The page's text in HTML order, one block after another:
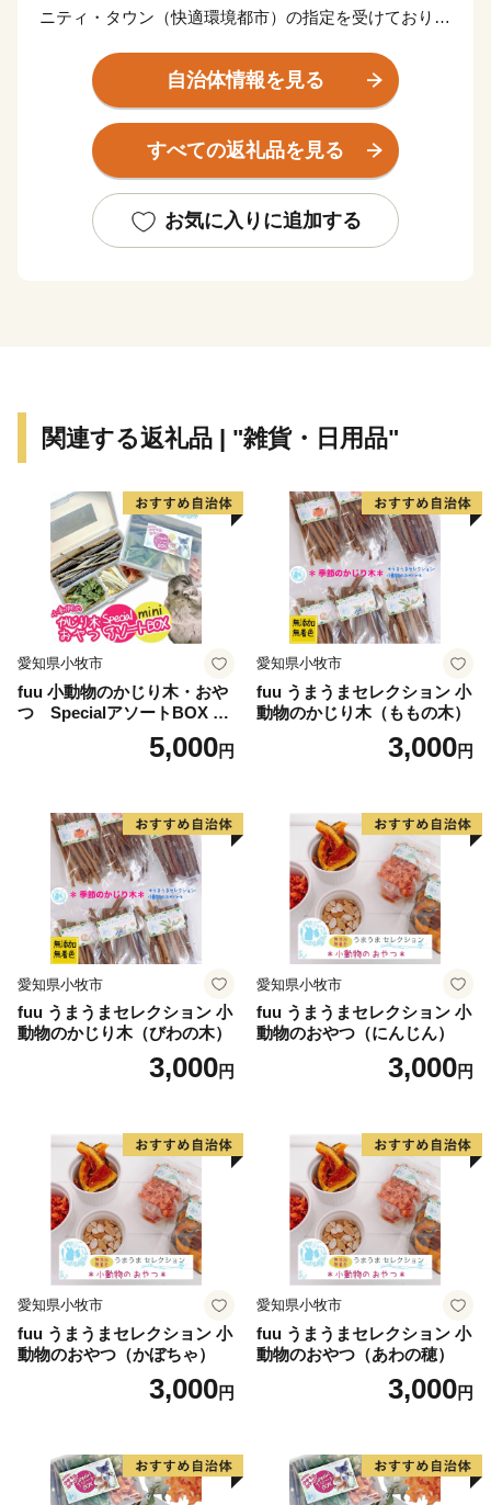
ニティ・タウン（快適環境都市）の指定を受けており、
ています。
また、さまざまな菓子店が多いことから、国道12号沿い
を中心としたまちなみを「すながわスイートロード」と
呼び、「すながわスイーツ」を地域ブランドとしてまち
２次医療圏の地域センター病院、３次救急医療機関であ
る救命センターなど、さまざまな指定を受けており、圏
自治体情報を見る
すべての返礼品を見る
お気に入りに追加する
関連する返礼品 | "雑貨・日用品"
愛知県小牧市
fuu 小動物のかじり木・おや
つ SpecialアソートBOX mi
5,000円
愛知県小牧市
fuu うまうまセレクション 小
動物のかじり木（ももの木）
3,000円
愛知県小牧市
fuu うまうまセレクション 小
動物のかじり木（びわの木）
3,000円
愛知県小牧市
fuu うまうまセレクション 小
動物のおやつ（にんじん）
3,000円
愛知県小牧市
fuu うまうまセレクション 小
動物のおやつ（かぼちゃ）
3,000円
愛知県小牧市
fuu うまうまセレクション 小
動物のおやつ（あわの穂）
3,000円